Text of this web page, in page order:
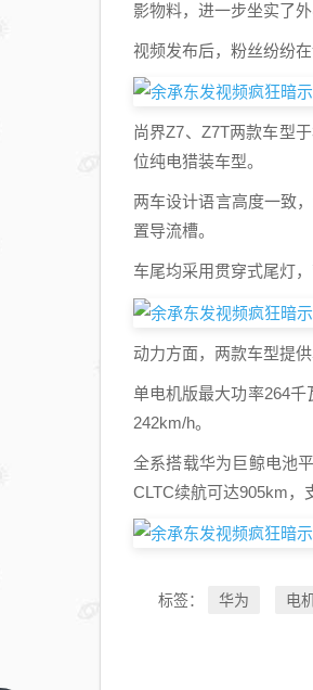
影物料，进一步坐实了外
视频发布后，粉丝纷纷
尚界Z7、Z7T两款车型
位纯电猎装车型。
两车设计语言高度一致
置导流槽。
车尾均采用贯穿式尾灯
动力方面，两款车型提
单电机版最大功率264
242km/h。
全系搭载华为巨鲸电池
CLTC续航可达905km，
标签： 华为 电